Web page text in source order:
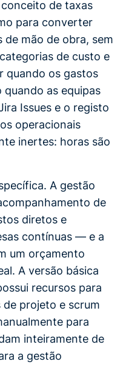
de taxas
para converter
de mão de obra, sem
de custo e
quando os gastos
as equipas
Issues e o registo
operacionais
inertes: horas são
A gestão
de
diretos e
contínuas — e a
um orçamento
A versão básica
recursos para
projeto e scrum
para
inteiramente de
a gestão